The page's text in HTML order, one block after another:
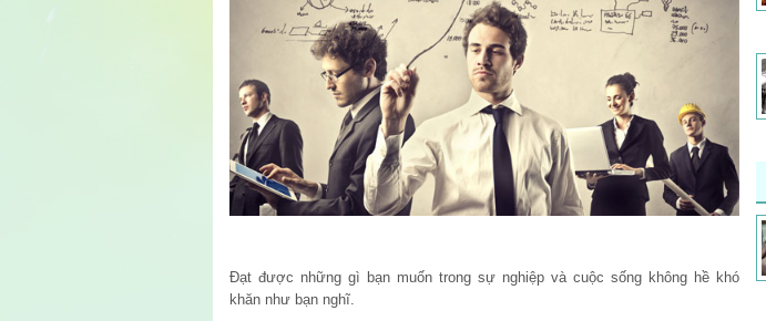
Đạt được những gì bạn muốn trong sự nghiệp và cuộc sống không hề khó
khăn như bạn nghĩ.